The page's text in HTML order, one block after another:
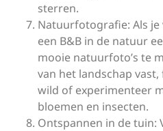
sterren.
Natuurfotografie: Als
een B&B in de natuur
mooie natuurfoto’s te
van het landschap
wild of experimenteer
bloemen en insecten.
Ontspannen in de tuin: